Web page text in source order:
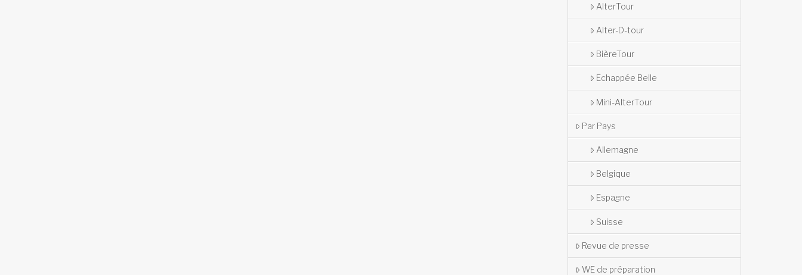
AlterTour
Alter-D-tour
BièreTour
Echappée Belle
Mini-AlterTour
Par Pays
Allemagne
Belgique
Espagne
Suisse
Revue de presse
WE de préparation